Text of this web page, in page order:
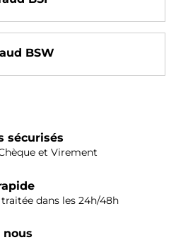
BSW
sécurisés
et Virement
dans les 24h/48h
nous